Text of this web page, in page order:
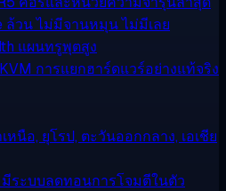
ล้วนไม่มีจานหมุน ไม่มีเลย
แผนทรูพุตสูง
การแยกฮาร์ดแวร์อย่างแท้จริง
หนือ, ยุโรป, ตะวันออกกลาง, เอเชีย
มีระบบลดทอนการโจมตีในตัว